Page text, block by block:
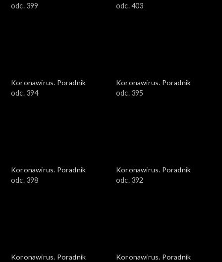
odc. 399
odc. 403
Koronawirus. Poradnik
odc. 394
Koronawirus. Poradnik
odc. 395
Koronawirus. Poradnik
odc. 398
Koronawirus. Poradnik
odc. 392
Koronawirus. Poradnik
Koronawirus. Poradnik